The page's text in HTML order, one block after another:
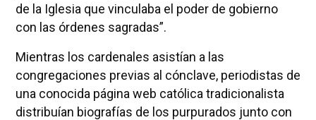
de la Iglesia que vinculaba el poder de gobierno
con las órdenes sagradas”.
Mientras los cardenales asistían a las
congregaciones previas al cónclave, periodistas de
una conocida página web católica tradicionalista
distribuían biografías de los purpurados junto con